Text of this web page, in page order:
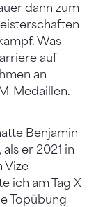
dann zum
Was
auf
an
Medaillen.
Benjamin
er 2021 in
Vize-
ich am Tag X
Topübung